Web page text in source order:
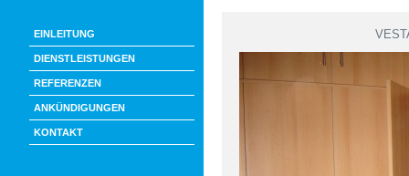
EINLEITUNG
DIENSTLEISTUNGEN
REFERENZEN
ANKÜNDIGUNGEN
KONTAKT